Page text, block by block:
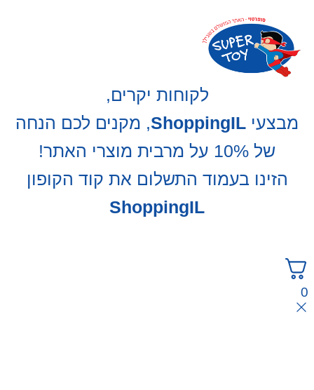
לקוחות יקרים,
מבצעי ShoppingIL, מקנים לכם הנחה
של 10% על מרבית מוצרי האתר!
הזינו בעמוד התשלום את קוד הקופון
ShoppingIL
0